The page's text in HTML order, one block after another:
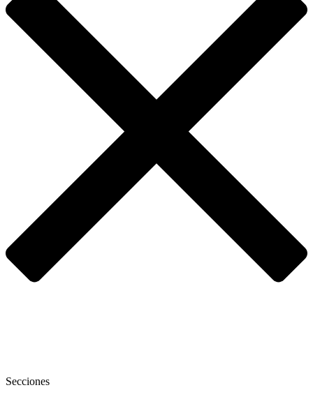
Secciones